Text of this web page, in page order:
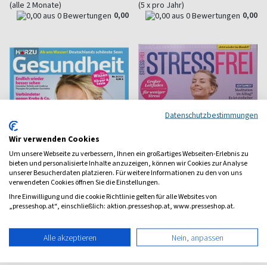
(alle 2 Monate)
0,00
(5 x pro Jahr)
0,00
HörZu Gesundheit
Alles Wissen über Körper und
FIT & GESUND
Der Ratgeber für Ernährung,
Training und Lifestyle
Datenschutzbestimmungen
Wir verwenden Cookies
Um unsere Webseite zu verbessern, Ihnen ein großartiges Webseiten-Erlebnis zu
bieten und personalisierte Inhalte anzuzeigen, können wir Cookies zur Analyse
unserer Besucherdaten platzieren. Für weitere Informationen zu den von uns
verwendeten Cookies öffnen Sie die Einstellungen.
Ihre Einwilligung und die cookie Richtlinie gelten für alle Websites von
„presseshop.at“, einschließlich: aktion.presseshop.at, www.presseshop.at.
Alle akzeptieren Nein, anpassen